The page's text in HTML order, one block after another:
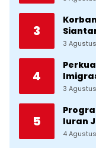
3
3
4
3
5
Iuran
4